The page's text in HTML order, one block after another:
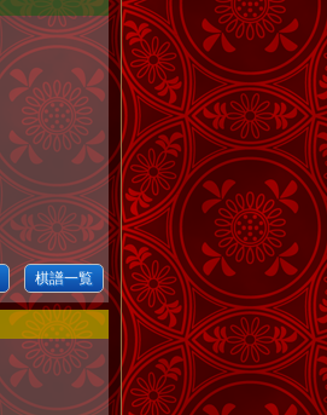
棋譜一覧